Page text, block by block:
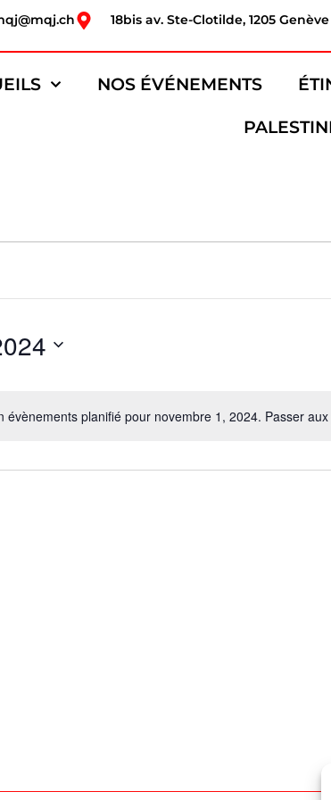
18bis av. Ste-Clotilde, 1205 Genève
NOS ÉVÉNEMENTS
Notice
évènements planifié pour novembre 1, 2024. Passer aux